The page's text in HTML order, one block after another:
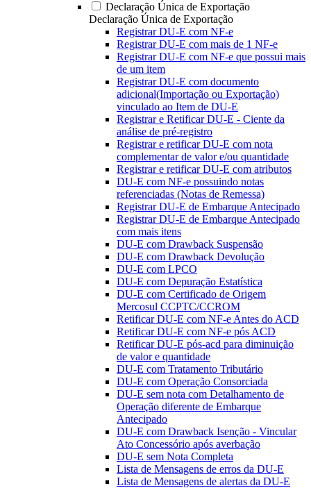
Declaração Única de Exportação
Declaração Única de Exportação
Registrar DU-E com NF-e
Registrar DU-E com mais de 1 NF-e
Registrar DU-E com NF-e que possui mais
de um item
Registrar DU-E com documento
adicional(Importação ou Exportação)
vinculado ao Item de DU-E
Registrar e Retificar DU-E - Ciente da
análise de pré-registro
Registrar e retificar DU-E com nota
complementar de valor e/ou quantidade
Registrar e retificar DU-E com atributos
DU-E com NF-e possuindo notas
referenciadas (Notas de Remessa)
Registrar DU-E de Embarque Antecipado
Registrar DU-E de Embarque Antecipado
com mais itens
DU-E com Drawback Suspensão
DU-E com Drawback Devolução
DU-E com LPCO
DU-E com Depuração Estatística
DU-E com Certificado de Origem
Mercosul CCPTC/CCROM
Retificar DU-E com NF-e Antes do ACD
Retificar DU-E com NF-e pós ACD
Retificar DU-E pós-acd para diminuição
de valor e quantidade
DU-E com Tratamento Tributário
DU-E com Operação Consorciada
DU-E sem nota com Detalhamento de
Operação diferente de Embarque
Antecipado
DU-E com Drawback Isenção - Vincular
Ato Concessório após averbação
DU-E sem Nota Completa
Lista de Mensagens de erros da DU-E
Lista de Mensagens de alertas da DU-E